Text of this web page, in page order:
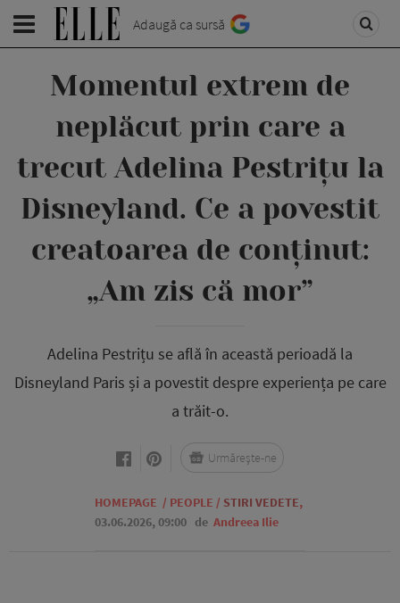
Adaugă ca sursă
Momentul extrem de
neplăcut prin care a
trecut Adelina Pestrițu la
Disneyland. Ce a povestit
creatoarea de conținut:
„Am zis că mor”
Adelina Pestrițu se află în această perioadă la
Disneyland Paris și a povestit despre experiența pe care
a trăit-o.
HOMEPAGE / PEOPLE / STIRI VEDETE,
03.06.2026, 09:00 de Andreea Ilie
Urmărește-ne